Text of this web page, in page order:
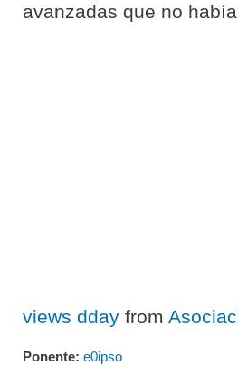
avanzadas que no
views dday from
Ponente: e0ipso